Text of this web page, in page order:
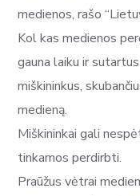
medienos, rašo
Kol kas medienos
gauna laiku ir
miškininkus,
medieną.
Miškininkai gali
tinkamos perdirbti.
Praūžus vėtrai